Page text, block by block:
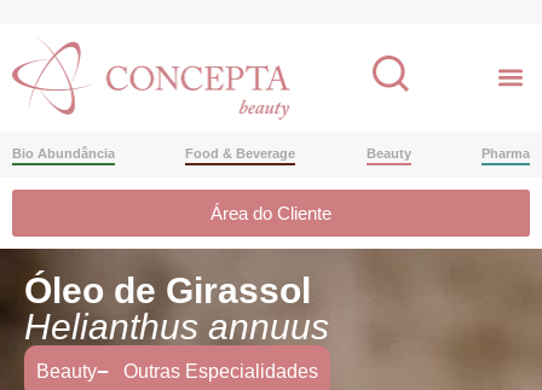
Bio Abundância Food & Beverage Beauty Pharma
Área do Cliente
Óleo de Girassol
Helianthus annuus
Beauty Outras Especialidades